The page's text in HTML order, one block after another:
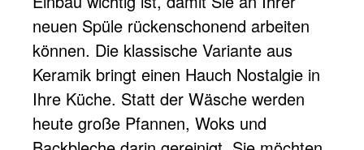
neuen Spüle rückenschonend arbeiten
können. Die klassische Variante aus
Keramik bringt einen Hauch Nostalgie in
Ihre Küche. Statt der Wäsche werden
heute große Pfannen, Woks und